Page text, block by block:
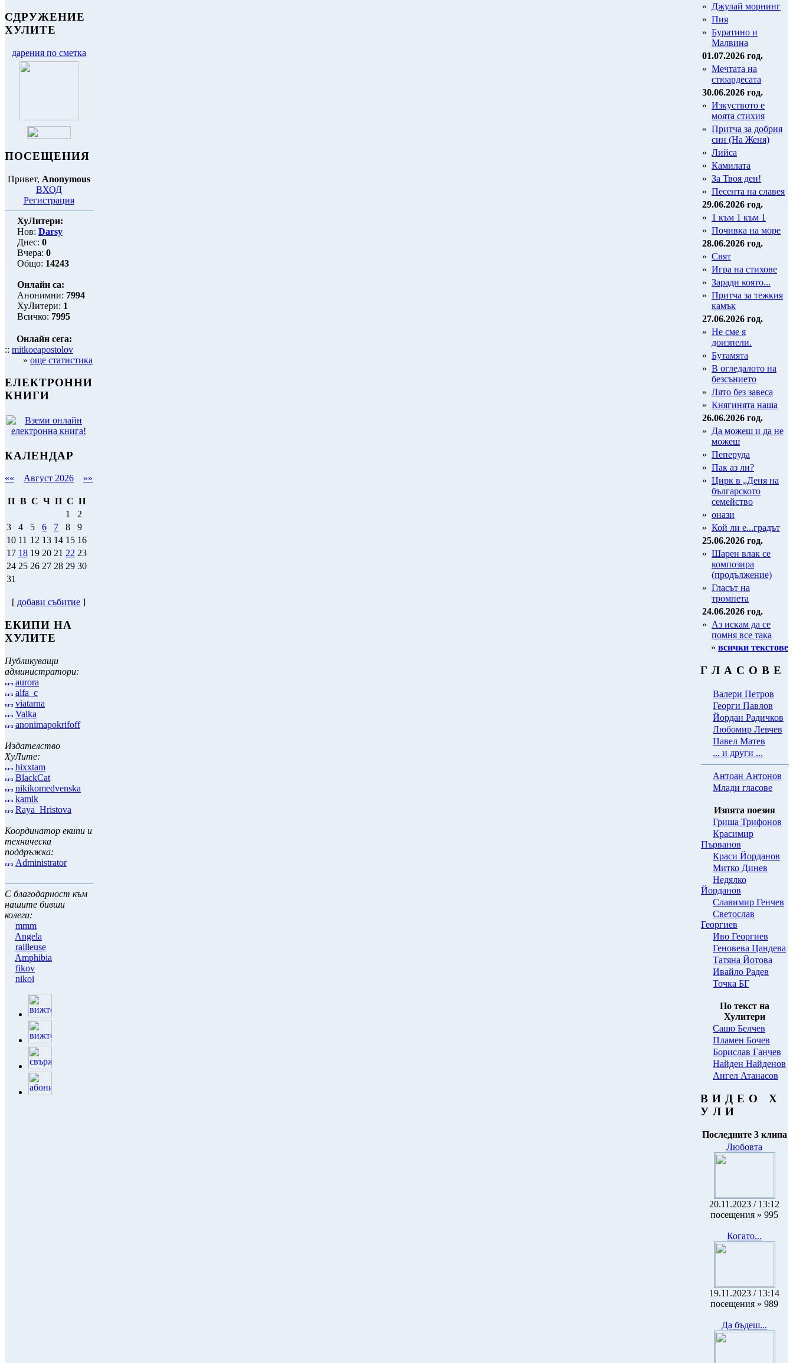
СДРУЖЕНИЕ
ХУЛИТЕ
дарения по сметка
ПОСЕЩЕНИЯ
Привет, Anonymous
ВХОД
Регистрация
ХуЛитери:
Нов: Darsy
Днес: 0
Вчера: 0
Общо: 14243
Онлайн са:
Анонимни: 7994
ХуЛитери: 1
Всичко: 7995
Онлайн сега:
:: mitkoeapostolov
» още статистика
ЕЛЕКТРОННИ
КНИГИ
КАЛЕНДАР
«« Август 2026 »»
П В С Ч П С Н
1
2
3
4 5 6 7 8
9
10 11 12 13 14 15 16
17 18 19 20 21 22 23
24 25 26 27 28 29 30
31
[ добави събитие ]
ЕКИПИ НА
ХУЛИТЕ
Публикуващи
администратори:
aurora
alfa_c
viatarna
Valka
anonimapokrifoff
Издателство
ХуЛите:
hixxtam
BlackCat
nikikomedvenska
kamik
Raya_Hristova
Координатор екипи и
техническа
поддръжка:
Administrator
С благодарност към
нашите бивши
колеги:
mmm
Angela
railleuse
Amphibia
fikov
nikoi
» Джулай морнинг
» Пия
» Буратино и
Малвина
01.07.2026 год.
» Мечтата на
стюардесата
30.06.2026 год.
» Изкуството е
моята стихия
» Притча за добрия
син (На Женя)
» Лийса
» Камилата
» За Твоя ден!
» Песента на славея
29.06.2026 год.
» 1 към 1 към 1
» Почивка на море
28.06.2026 год.
» Свят
» Игра на стихове
» Заради която...
» Притча за тежкия
камък
27.06.2026 год.
» Не сме я
доизпели.
» Бутамята
» В огледалото на
безсънието
» Лято без завеса
» Княгинята наша
26.06.2026 год.
» Да можеш и да не
можеш
» Пеперуда
» Пак аз ли?
» Цирк в „Деня на
българското
семейство
» онази
» Кой ли е...градът
25.06.2026 год.
» Шарен влак се
композира
(продължение)
» Гласът на
тромпета
24.06.2026 год.
» Аз искам да се
помня все така
» всички текстове
Г Л А С О В Е
Валери Петров
Георги Павлов
Йордан Радичков
Любомир Левчев
Павел Матев
... и други ...
Антоан Антонов
Млади гласове
Изпята поезия
Гриша Трифонов
Красимир
Първанов
Краси Йорданов
Митко Динев
Нeдялко
Йорданов
Славимир Генчев
Светослав
Георгиев
Иво Георгиев
Геновева Цандева
Татяна Йотова
Ивайло Радев
Точка БГ
По текст на
Хулитери
Сашо Белчев
Пламен Бочев
Борислав Ганчев
Найден Найденов
Ангел Атанасов
В И Д Е О Х
У Л И
Последните 3 клипа
Любовта
20.11.2023 / 13:12
посещения » 995
Когато...
19.11.2023 / 13:14
посещения » 989
Да бъдеш...